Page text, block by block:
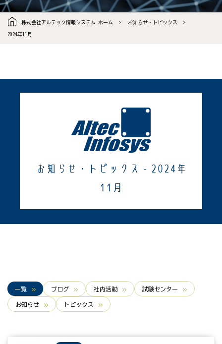
株式会社アルテック情報システム ホーム お知らせ・トピックス
2024年11月
お知らせ・トピックス - 2024年
11月
一覧 ブログ 社内活動 試験センター
お知らせ トピックス